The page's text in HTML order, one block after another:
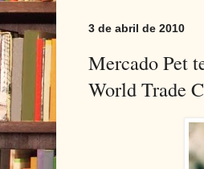
3 de abril de 2010
Mercado Pet
World Trade